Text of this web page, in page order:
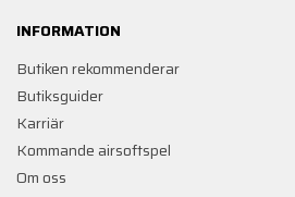
INFORMATION
Butiken rekommenderar
Butiksguider
Karriär
Kommande airsoftspel
Om oss